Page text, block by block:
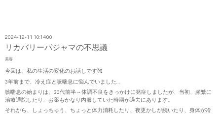
2024-12-11 10:14:00
リカバリーパジャマの不思議
美容
今回は、私の生活の変化のお話しです🥰
3年前まで、冷え症と咳喘息に悩んでいました…
咳喘息の始まりは、30代前半～体調不良をきっかけに発症しましたが、当初、頻繁に
治療通院したり、お薬もかなり内服していた時期が過去にあります。
それから、しょっちゅう、ちょっと体力消耗したり、夜更かしが続いたり、身体が冷